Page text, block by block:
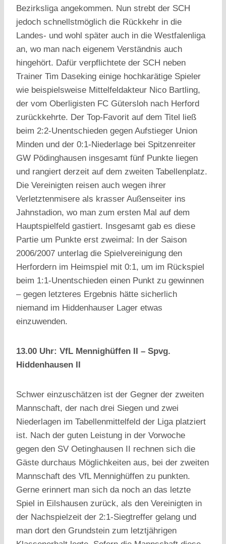
Bezirksliga angekommen. Nun strebt der SCH
jedoch schnellstmöglich die Rückkehr in die
Landes- und wohl später auch in die Westfalenliga
an, wo man nach eigenem Verständnis auch
hingehört. Dafür verpflichtete der SCH neben
Trainer Tim Daseking einige hochkarätige Spieler
wie beispielsweise Mittelfeldakteur Nico Bartling,
der vom Oberligisten FC Gütersloh nach Herford
zurückkehrte. Der Top-Favorit auf dem Titel ließ
beim 2:2-Unentschieden gegen Aufstieger Union
Minden und der 0:1-Niederlage bei Spitzenreiter
GW Pödinghausen insgesamt fünf Punkte liegen
und rangiert derzeit auf dem zweiten Tabellenplatz.
Die Vereinigten reisen auch wegen ihrer
Verletztenmisere als krasser Außenseiter ins
Jahnstadion, wo man zum ersten Mal auf dem
Hauptspielfeld gastiert. Insgesamt gab es diese
Partie um Punkte erst zweimal: In der Saison
2006/2007 unterlag die Spielvereinigung den
Herfordern im Heimspiel mit 0:1, um im Rückspiel
beim 1:1-Unentschieden einen Punkt zu gewinnen
– gegen letzteres Ergebnis hätte sicherlich
niemand im Hiddenhauser Lager etwas
einzuwenden.
13.00 Uhr: VfL Mennighüffen II – Spvg.
Hiddenhausen II
Schwer einzuschätzen ist der Gegner der zweiten
Mannschaft, der nach drei Siegen und zwei
Niederlagen im Tabellenmittelfeld der Liga platziert
ist. Nach der guten Leistung in der Vorwoche
gegen den SV Oetinghausen II rechnen sich die
Gäste durchaus Möglichkeiten aus, bei der zweiten
Mannschaft des VfL Mennighüffen zu punkten.
Gerne erinnert man sich da noch an das letzte
Spiel in Eilshausen zurück, als den Vereinigten in
der Nachspielzeit der 2:1-Siegtreffer gelang und
man dort den Grundstein zum letztjährigen